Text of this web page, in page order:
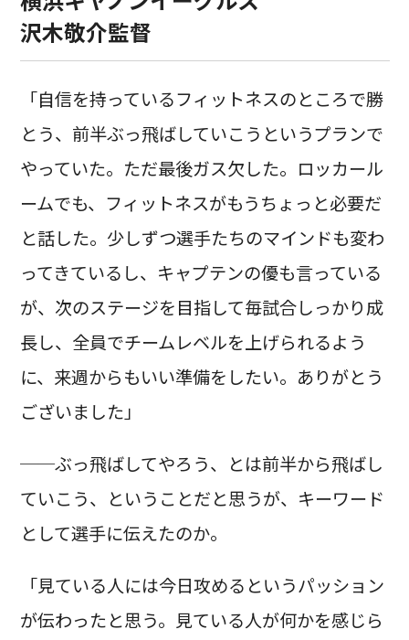
沢木敬介監督
「自信を持っているフィットネスのところで勝
とう、前半ぶっ飛ばしていこうというプランで
やっていた。ただ最後ガス欠した。ロッカール
ームでも、フィットネスがもうちょっと必要だ
と話した。少しずつ選手たちのマインドも変わ
ってきているし、キャプテンの優も言っている
が、次のステージを目指して毎試合しっかり成
長し、全員でチームレベルを上げられるよう
に、来週からもいい準備をしたい。ありがとう
ございました」
──ぶっ飛ばしてやろう、とは前半から飛ばし
ていこう、ということだと思うが、キーワード
として選手に伝えたのか。
「見ている人には今日攻めるというパッション
が伝わったと思う。見ている人が何かを感じら